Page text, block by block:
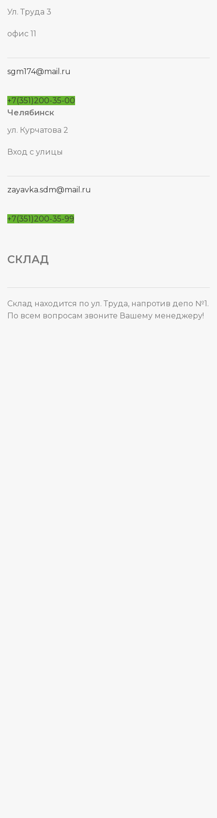
Ул. Труда 3
офис 11
sgm174@mail.ru
+7(351)200-35-00
Челябинск
ул. Курчатова 2
Вход с улицы
zayavka.sdm@mail.ru
+7(351)200-35-99
СКЛАД
Склад находится по ул. Труда, напротив депо №1.
По всем вопросам звоните Вашему менеджеру!